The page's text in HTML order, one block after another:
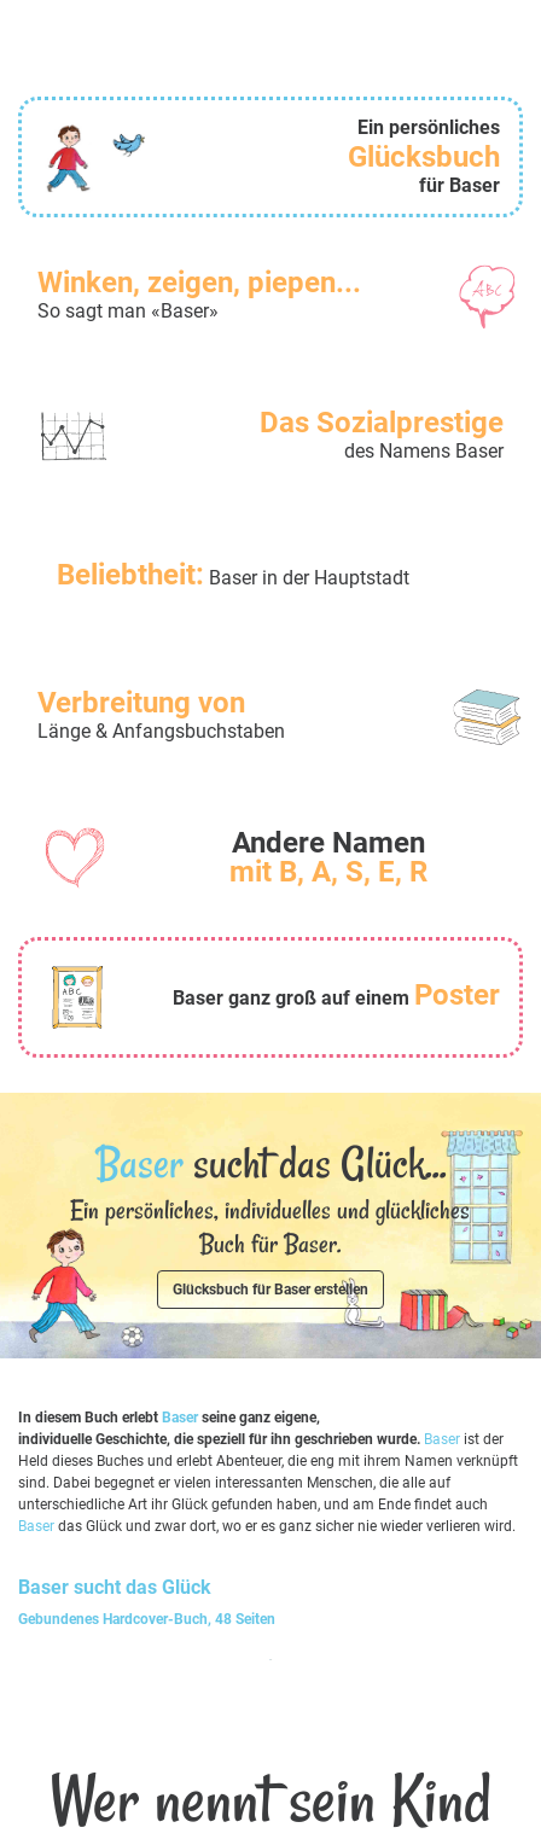
Ein persönliches
Glücksbuch
für Baser
Winken, zeigen, piepen...
So sagt man «Baser»
Das Sozialprestige
des Namens Baser
Beliebtheit: Baser in der Hauptstadt
Verbreitung von
Länge & Anfangsbuchstaben
Andere Namen
mit B, A, S, E, R
Baser ganz groß auf einem Poster
Basersucht das Glück...
Ein persönliches, individuelles und glückliches
Buch für Baser.
Glücksbuch für Baser erstellen
In diesem Buch erlebt Baserseine ganz eigene,
individuelle Geschichte, die speziell für ihn geschrieben wurde. Baser ist der
Held dieses Buches und erlebt Abenteuer, die eng mit ihrem Namen verknüpft
sind. Dabei begegnet er vielen interessanten Menschen, die alle auf
unterschiedliche Art ihr Glück gefunden haben, und am Ende findet auch
Baser das Glück und zwar dort, wo er es ganz sicher nie wieder verlieren wird.
Baser sucht das Glück
Gebundenes Hardcover-Buch, 48 Seiten
Wer nennt sein Kind